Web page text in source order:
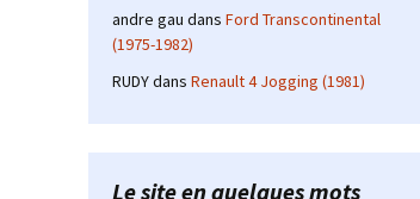
andre gau dans Ford Transcontinental
(1975-1982)
RUDYdans Renault 4 Jogging (1981)
Le site en quelques mots